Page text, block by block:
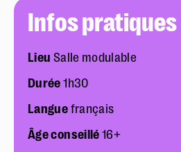
Infos pratiques
Lieu Salle modulable
Durée1h30
Langue français
Âge conseillé16+